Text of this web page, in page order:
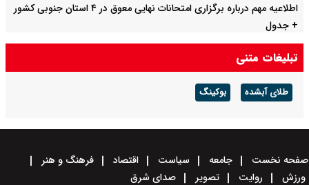
اطلاعیه مهم درباره برگزاری امتحانات نهایی معوق در ۴ استان جنوبی کشور
+ جدول
تبلیغات متنی
طلای آبشده بوکینگ
صفحه نخست جامعه سیاست اقتصاد
فرهنگ و هنر
ورزش
روایت تصویر صدای شرق